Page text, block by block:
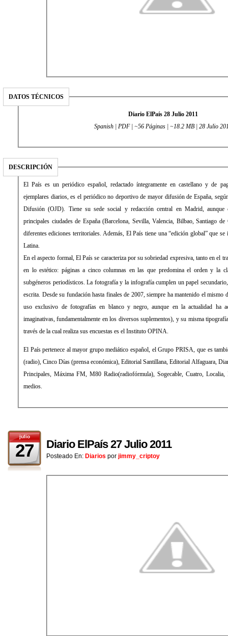
DATOS TÉCNICOS
Diario ElPaís 28 Julio 2011
Spanish | PDF | ~56 Páginas | ~18.2 MB | 28 Julio
DESCRIPCIÓN
El País es un periódico español, redactado íntegramente en castellano y de pago. Con una media de 431.034
ejemplares diarios, es el periódico no deportivo de mayor difusión de España, según la Oficina de Justificación de la
Difusión (OJD). Tiene su sede social y redacción central en Madrid, aunque cuenta con delegaciones en las
principales ciudades de España (Barcelona, Sevilla, Valencia, Bilbao, Santiago de Compostela) desde las que edita
diferentes ediciones territoriales. Además, El País tiene una “edición global” que se imprime y distribuye en América
Latina.
En el aspecto formal, El País se caracteriza por su sobriedad expresiva, tanto en el tratamiento de la información como
en lo estético: páginas a cinco columnas en las que predomina el orden y la clara distribución de los distintos
subgéneros periodísticos. La fotografía y la infografía cumplen un papel secundario, de mero apoyo a la información
escrita. Desde su fundación hasta finales de 2007, siempre ha mantenido el mismo diseño, sin apenas evolución (con
uso exclusivo de fotografías en blanco y negro, aunque en la actualidad ha aceptado el color y formas más
imaginativas, fundamentalmente en los diversos suplementos), y su misma tipografía: la Times Roman. La empresa a
través de la cual realiza sus encuestas es el Instituto OPINA.
El País pertenece al mayor grupo mediático español, el Grupo PRISA, que es también propietario de la Cadena SER
(radio), Cinco Días (prensa económica), Editorial Santillana, Editorial Alfaguara, Diario As (prensa deportiva), Los 40
Principales, Máxima FM, M80 Radio(radiofórmula), Sogecable, Cuatro, Localia, Digital+ (televisión), entre otros
medios.
julio
27 Diario ElPaís 27 Julio 2011
Posteado En: Diarios por jimmy_criptoy